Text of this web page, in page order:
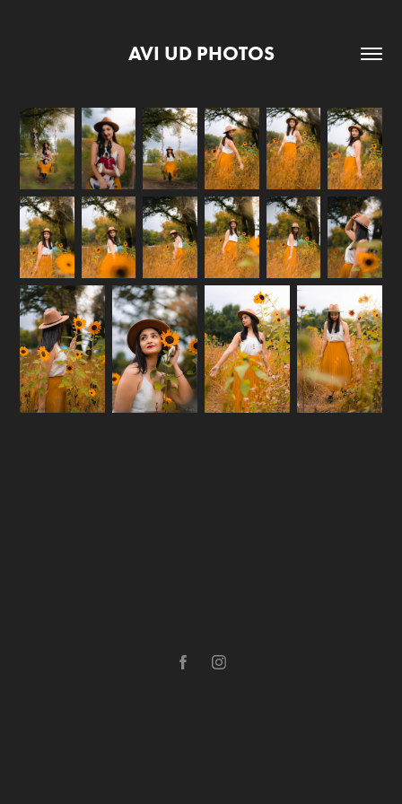
AVI UD PHOTOS